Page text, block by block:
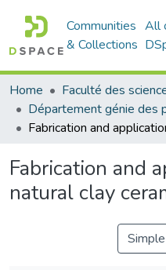
Communities
& Collections
All
Home
Fabrication and
natural clay